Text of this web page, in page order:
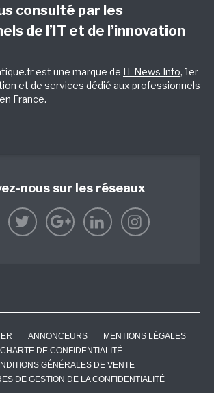
consulté par les
de l’IT et de l’innovation
est une marque de IT News Info, 1er
et de services dédié aux professionnels
France.
nous sur les réseaux
ANNONCEURS
MENTIONS LÉGALES
CHARTE DE CONFIDENTIALITÉ
GÉNÉRALES DE VENTE
DE GESTION DE LA CONFIDENTIALITÉ